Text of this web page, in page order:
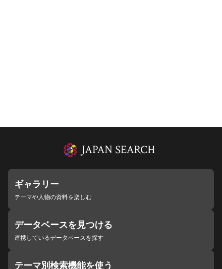
ギャラリー
テーマや人物の資料を楽しむ
データベースを見つける
連携しているデータベースを探す
テーマ別検索機能を使う